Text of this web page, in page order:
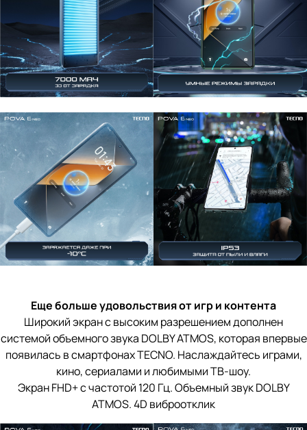
Еще больше удовольствия от игр и контента
Широкий экран с высоким разрешением дополнен
системой объемного звука DOLBY ATMOS, которая впервые
появилась в смартфонах TECNO. Наслаждайтесь играми,
кино, сериалами и любимыми ТВ-шоу.
Экран FHD+ с частотой 120 Гц. Объемный звук DOLBY
ATMOS. 4D виброотклик